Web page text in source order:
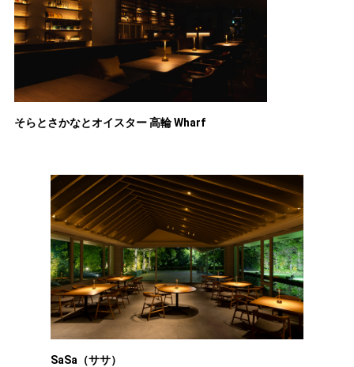
そらとさかなとオイスター 高輪 Wharf
SaSa（ササ）